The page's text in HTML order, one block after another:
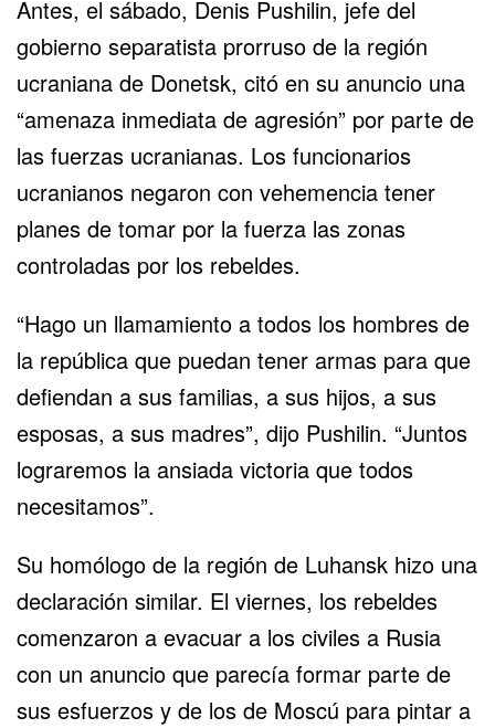
Antes, el sábado, Denis Pushilin, jefe del
gobierno separatista prorruso de la región
ucraniana de Donetsk, citó en su anuncio una
“amenaza inmediata de agresión” por parte de
las fuerzas ucranianas. Los funcionarios
ucranianos negaron con vehemencia tener
planes de tomar por la fuerza las zonas
controladas por los rebeldes.
“Hago un llamamiento a todos los hombres de
la república que puedan tener armas para que
defiendan a sus familias, a sus hijos, a sus
esposas, a sus madres”, dijo Pushilin. “Juntos
lograremos la ansiada victoria que todos
necesitamos”.
Su homólogo de la región de Luhansk hizo una
declaración similar. El viernes, los rebeldes
comenzaron a evacuar a los civiles a Rusia
con un anuncio que parecía formar parte de
sus esfuerzos y de los de Moscú para pintar a